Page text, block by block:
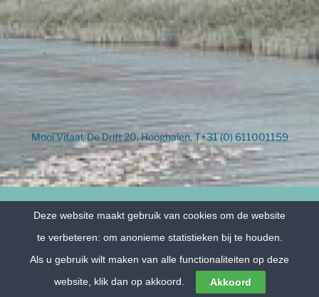
.
Mooi Vitaal, De Drift 20, Hooghalen, T+31 (0) 611001159
.
Deze website maakt gebruik van cookies om de website
te verbeteren: om anonieme statistieken bij te houden.
Als u gebruik wilt maken van alle functionaliteiten op deze
website, klik dan op akkoord.
Akkoord